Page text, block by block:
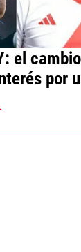
el
por